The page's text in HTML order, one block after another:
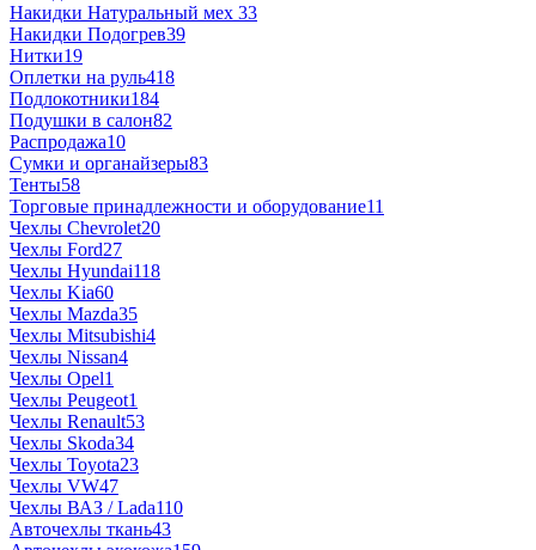
Накидки Натуральный мех 33
Накидки Подогрев39
Нитки19
Оплетки на руль418
Подлокотники184
Подушки в салон82
Распродажа10
Сумки и органайзеры83
Тенты58
Торговые принадлежности и оборудование11
Чехлы Chevrolet20
Чехлы Ford27
Чехлы Hyundai118
Чехлы Kia60
Чехлы Mazda35
Чехлы Mitsubishi4
Чехлы Nissan4
Чехлы Opel1
Чехлы Peugeot1
Чехлы Renault53
Чехлы Skoda34
Чехлы Toyota23
Чехлы VW47
Чехлы ВАЗ / Lada110
Авточехлы ткань43